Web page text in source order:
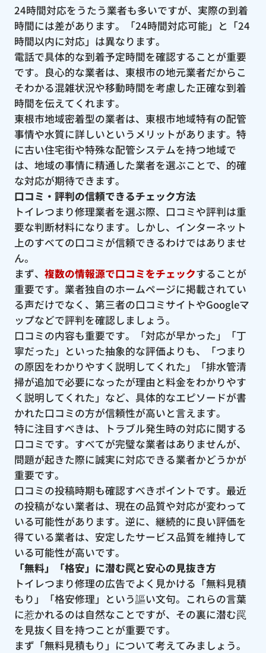
24時間対応をうたう業者も多いですが、実際の到着
時間には差があります。「24時間対応可能」と「24
時間以内に対応」は異なります。
電話で具体的な到着予定時間を確認することが重要
です。良心的な業者は、東根市の地元業者だからこ
そわかる混雑状況や移動時間を考慮した正確な到着
時間を伝えてくれます。
東根市地域密着型の業者は、東根市地域特有の配管
事情や水質に詳しいというメリットがあります。特
に古い住宅街や特殊な配管システムを持つ地域で
は、地域の事情に精通した業者を選ぶことで、的確
な対応が期待できます。
口コミ・評判の信頼できるチェック方法
トイレつまり修理業者を選ぶ際、口コミや評判は重
要な判断材料になります。しかし、インターネット
上のすべての口コミが信頼できるわけではありませ
ん。
まず、 複数の情報源で口コミをチェックすることが
重要です。業者独自のホームページに掲載されてい
る声だけでなく、第三者の口コミサイトやGoogleマ
ップなどで評判を確認しましょう。
口コミの内容も重要です。「対応が早かった」「丁
寧だった」といった抽象的な評価よりも、「つまり
の原因をわかりやすく説明してくれた」「排水管清
掃が追加で必要になったが理由と料金をわかりやす
く説明してくれた」など、具体的なエピソードが書
かれた口コミの方が信頼性が高いと言えます。
特に注目すべきは、トラブル発生時の対応に関する
口コミです。すべてが完璧な業者はありませんが、
問題が起きた際に誠実に対応できる業者かどうかが
重要です。
口コミの投稿時期も確認すべきポイントです。最近
の投稿がない業者は、現在の品質や対応が変わって
いる可能性があります。逆に、継続的に良い評価を
得ている業者は、安定したサービス品質を維持して
いる可能性が高いです。
「無料」「格安」に潜む罠と安心の見抜き方
トイレつまり修理の広告でよく見かける「無料見積
もり」「格安修理」という謳い文句。これらの言葉
に惹かれるのは自然なことですが、その裏に潜む罠
を見抜く目を持つことが重要です。
まず「無料見積もり」について考えてみましょう。